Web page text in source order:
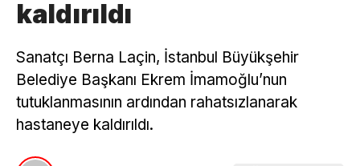
kaldırıldı
Sanatçı Berna Laçin, İstanbul Büyükşehir
Belediye Başkanı Ekrem İmamoğlu’nun
tutuklanmasının ardından rahatsızlanarak
hastaneye kaldırıldı.